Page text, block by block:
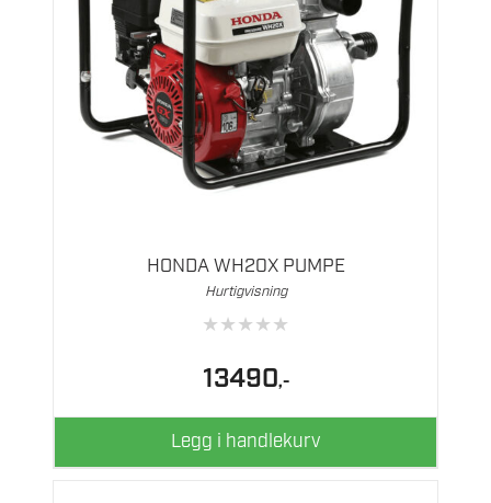
HONDA WH20X PUMPE
Hurtigvisning
★★★★★
13490,-
Legg i handlekurv